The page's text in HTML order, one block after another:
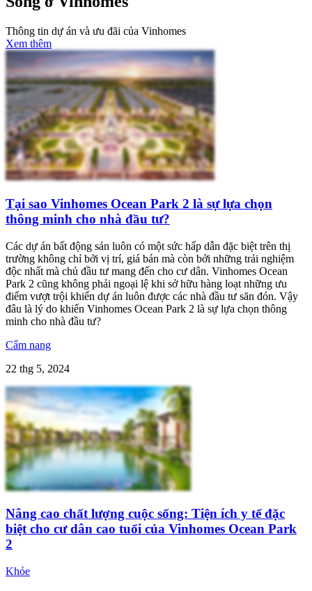
Thông tin dự án và ưu đãi của Vinhomes
Xem thêm
Tại sao Vinhomes Ocean Park 2 là sự lựa chọn
thông minh cho nhà đầu tư?
Các dự án bất động sản luôn có một sức hấp dẫn đặc biệt trên thị
trường không chỉ bởi vị trí, giá bán mà còn bởi những trải nghiệm
độc nhất mà chủ đầu tư mang đến cho cư dân. Vinhomes Ocean
Park 2 cũng không phải ngoại lệ khi sở hữu hàng loạt những ưu
điểm vượt trội khiến dự án luôn được các nhà đầu tư săn đón. Vậy
đâu là lý do khiến Vinhomes Ocean Park 2 là sự lựa chọn thông
minh cho nhà đầu tư?
Cẩm nang
22 thg 5, 2024
Nâng cao chất lượng cuộc sống: Tiện ích y tế đặc
biệt cho cư dân cao tuổi của Vinhomes Ocean Park
2
Khỏe